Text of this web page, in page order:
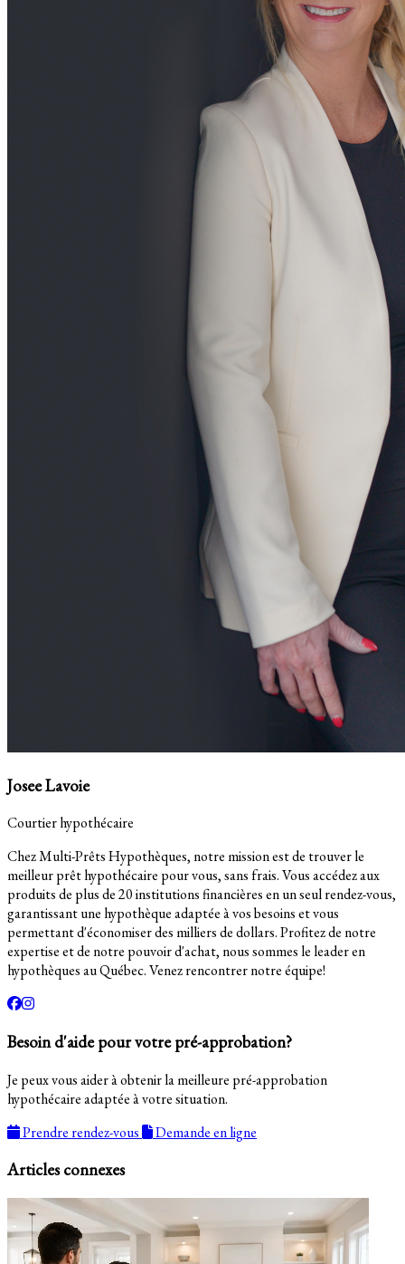
Josee Lavoie
Courtier hypothécaire
Chez Multi-Prêts Hypothèques, notre mission est de trouver le
meilleur prêt hypothécaire pour vous, sans frais. Vous accédez aux
produits de plus de 20 institutions financières en un seul rendez-vous,
garantissant une hypothèque adaptée à vos besoins et vous
permettant d'économiser des milliers de dollars. Profitez de notre
expertise et de notre pouvoir d'achat, nous sommes le leader en
hypothèques au Québec. Venez rencontrer notre équipe!
Besoin d'aide pour votre pré-approbation?
Je peux vous aider à obtenir la meilleure pré-approbation
hypothécaire adaptée à votre situation.
Prendre rendez-vous
Demande en ligne
Articles connexes